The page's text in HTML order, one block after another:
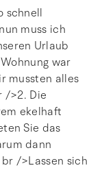
schnell
muss ich
Urlaub
war
mussten alles
/>2. Die
ekelhaft
Sie das
dann
/>Lassen sich